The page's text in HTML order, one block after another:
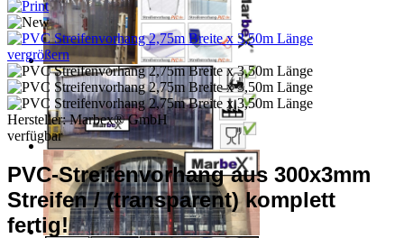
vergrößern
Hersteller:Marbex® GmbH
verfügbar
PVC-Streifenvorhang aus 300x3mm
Streifen / (transparent) komplett
fertig!